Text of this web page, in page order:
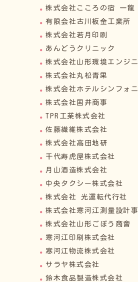
株式会社こころの宿 一龍
有限会社古川板金工業所
株式会社若月印刷
あんどうクリニック
株式会社山形環境エンジ
株式会社丸松青果
株式会社ホテルシンフォ
株式会社国井商事
TPR工業株式会社
佐藤繊維株式会社
株式会社高田地研
千代寿虎屋株式会社
月山酒造株式会社
中央タクシー株式会社
株式会社 光運転代行社
株式会社寒河江測量設計
株式会社山形ごぼう商會
寒河江印刷株式会社
寒河江物流株式会社
サラヤ株式会社
鈴木食品製造株式会社